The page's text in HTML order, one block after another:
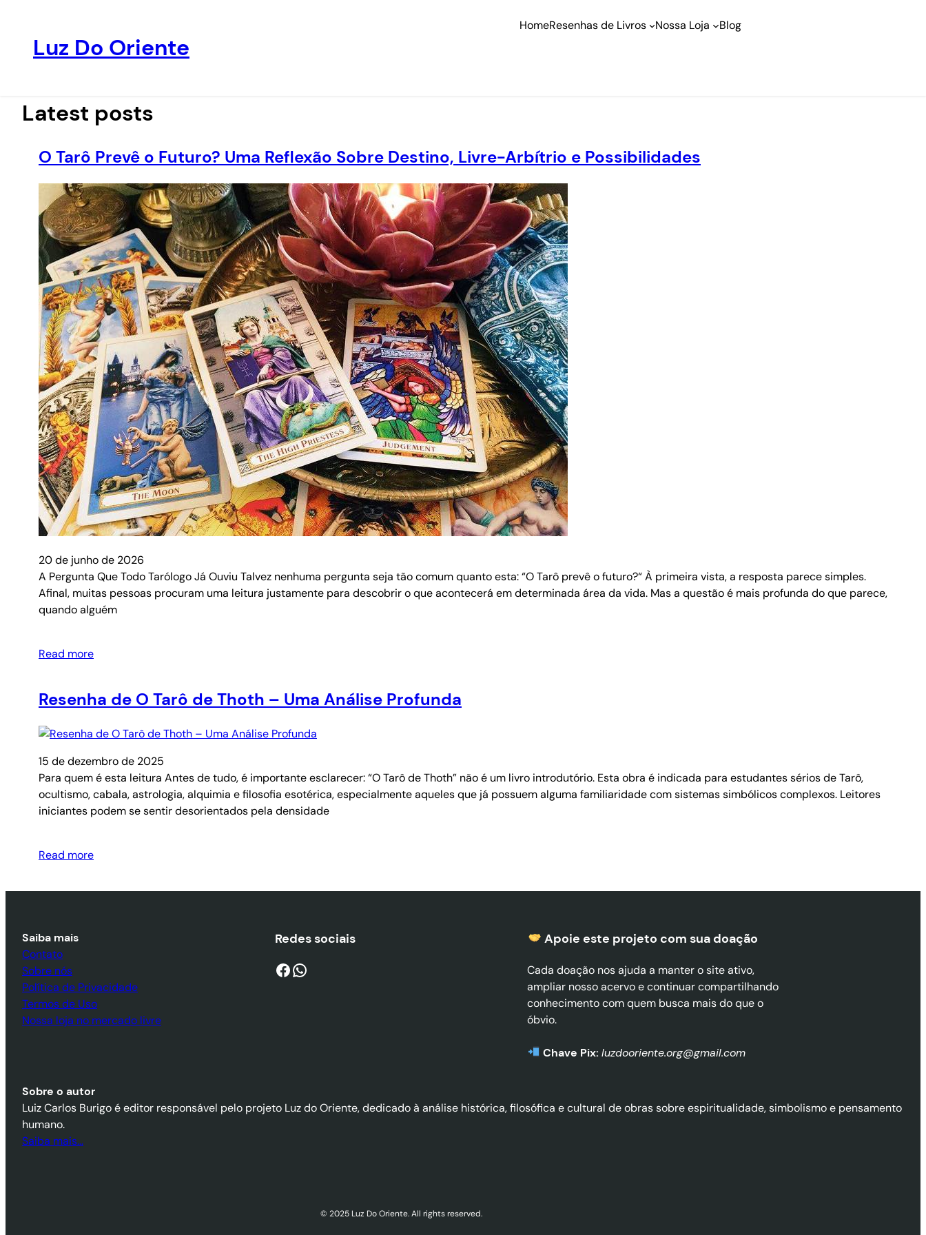
conteúdo
Luz Do Oriente
HomeResenhas de Livros Nossa Loja Blog
Latest posts
O Tarô Prevê o Futuro? Uma Reflexão Sobre Destino, Livre-Arbítrio e Possibilidades
20 de junho de 2026
A Pergunta Que Todo Tarólogo Já Ouviu Talvez nenhuma pergunta seja tão comum quanto esta: “O Tarô prevê o futuro?“ À primeira vista, a resposta parece simples.
Afinal, muitas pessoas procuram uma leitura justamente para descobrir o que acontecerá em determinada área da vida. Mas a questão é mais profunda do que parece,
quando alguém
Read more
Resenha de O Tarô de Thoth – Uma Análise Profunda
15 de dezembro de 2025
Para quem é esta leitura Antes de tudo, é importante esclarecer: “O Tarô de Thoth” não é um livro introdutório. Esta obra é indicada para estudantes sérios de Tarô,
ocultismo, cabala, astrologia, alquimia e filosofia esotérica, especialmente aqueles que já possuem alguma familiaridade com sistemas simbólicos complexos. Leitores
iniciantes podem se sentir desorientados pela densidade
Read more
Saiba mais
Contato
Sobre nós
Política de Privacidade
Termos de Uso
Nossa loja no mercado livre
Redes sociais
Facebook WhatsApp
Apoie este projeto com sua doação
Cada doação nos ajuda a manter o site ativo,
ampliar nosso acervo e continuar compartilhando
conhecimento com quem busca mais do que o
óbvio.
Chave Pix: luzdooriente.org@gmail.com
Sobre o autor
Luiz Carlos Burigo é editor responsável pelo projeto Luz do Oriente, dedicado à análise histórica, filosófica e cultural de obras sobre espiritualidade, simbolismo e pensamento
humano.
Saiba mais…
© 2025 Luz Do Oriente. All rights reserved.